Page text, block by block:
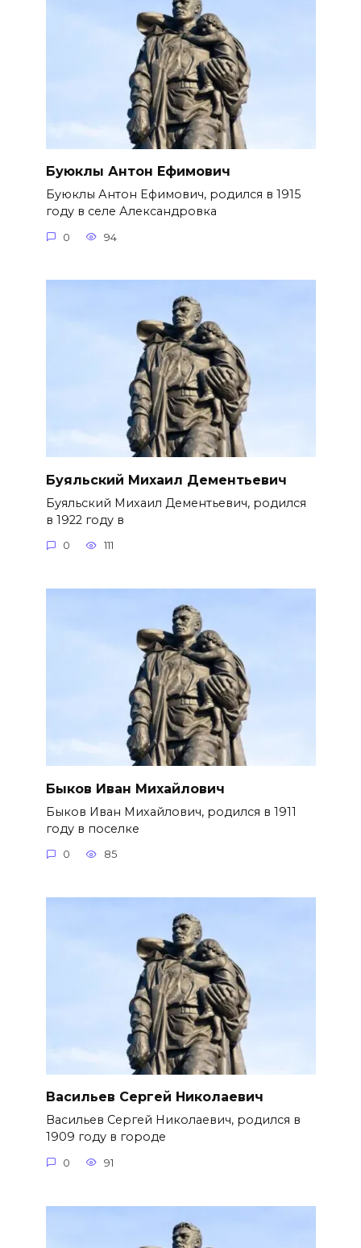
Буюклы Антон Ефимович
Буюклы Антон Ефимович, родился в 1915
году в селе Александровка
0 94
Буяльский Михаил Дементьевич
Буяльский Михаил Дементьевич, родился
в 1922 году в
0 111
Быков Иван Михайлович
Быков Иван Михайлович, родился в 1911
году в поселке
0 85
Васильев Сергей Николаевич
Васильев Сергей Николаевич, родился в
1909 году в городе
0 91